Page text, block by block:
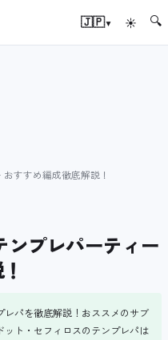
🇯🇵▾ ☀ 🔍
すすめ編成徹底解説！
ンプレパーティー
パを徹底解説！おススメのサブ
ト・セフィロスのテンプレパは